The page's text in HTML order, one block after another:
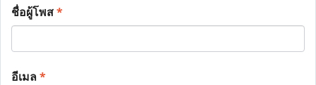
ชื่อผู้โพส*
อีเมล*